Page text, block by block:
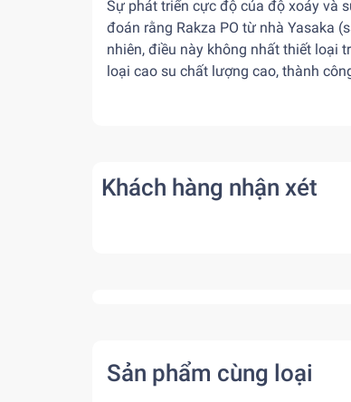
Sự phát triển cực độ của độ xoáy và
đoán rằng Rakza PO từ nhà Yasaka
nhiên, điều này không nhất thiết loại
loại cao su chất lượng cao, thành
Khách hàng nhận xét
Sản phẩm cùng loại